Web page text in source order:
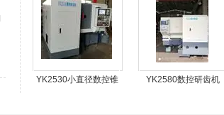
YK2530小直径数控锥
YK2580数控研齿机